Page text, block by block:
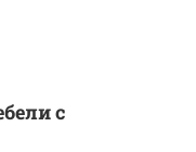
с